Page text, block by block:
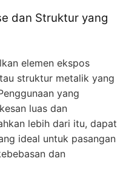
dan Struktur yang
elemen ekspos
struktur metalik yang
yang
luas dan
lebih dari itu, dapat
ideal untuk pasangan
dan